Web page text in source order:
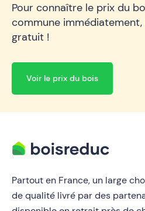
Pour connaître le prix du
commune
gratuit !
Voir le prix du bois
Partout en France, un large
de qualité livré par des